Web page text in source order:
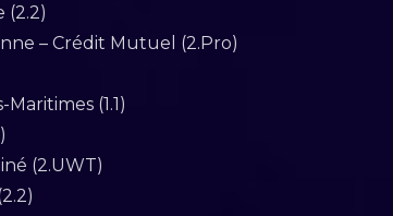
(2.2)
– Crédit Mutuel (2.Pro)
(1.1)
(2.UWT)